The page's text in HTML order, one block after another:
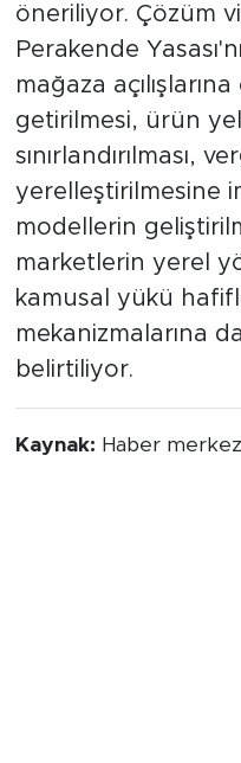
öneriliyor. Çözüm
Perakende
mağaza
getirilmesi, ürün
sınırlandırılması,
yerelleştirilmesine
modellerin
marketlerin yerel
kamusal yükü
mekanizmalarına
belirtiliyor.
Kaynak: Haber